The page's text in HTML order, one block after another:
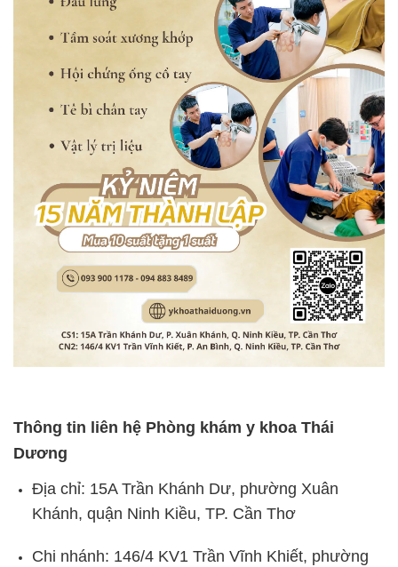
Thông tin liên hệ Phòng khám y khoa Thái
Dương
Địa chỉ: 15A Trần Khánh Dư, phường Xuân
Khánh, quận Ninh Kiều, TP. Cần Thơ
Chi nhánh: 146/4 KV1 Trần Vĩnh Khiết, phường